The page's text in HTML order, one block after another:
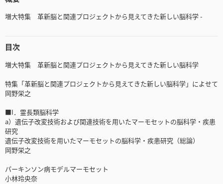
増大特集 革新脳と関連プロジェクトから見えてきた新しい脳科学 -
目次
増大特集 革新脳と関連プロジェクトから見えてきた新しい脳科学
特集「革新脳と関連プロジェクトから見えてきた新しい脳科学」によせて
岡野栄之
■I．霊長類脳科学
a）遺伝子改変技術および関連技術を用いたマーモセットの脳科学・疾患
研究
遺伝子改変技術を用いたマーモセットの脳科学・疾患研究（総論）
岡野栄之
パーキンソン病モデルマーモセット
小林玲央奈